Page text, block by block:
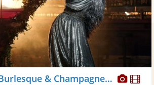
Anja Pavlova Burlesque & Champagnerglass